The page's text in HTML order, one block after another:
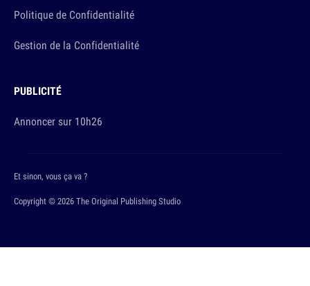
Politique de Confidentialité
Gestion de la Confidentialité
PUBLICITÉ
Annoncer sur 10h26
Copyright © 2026 The Original Publishing Studio
Et sinon, vous ça va ?